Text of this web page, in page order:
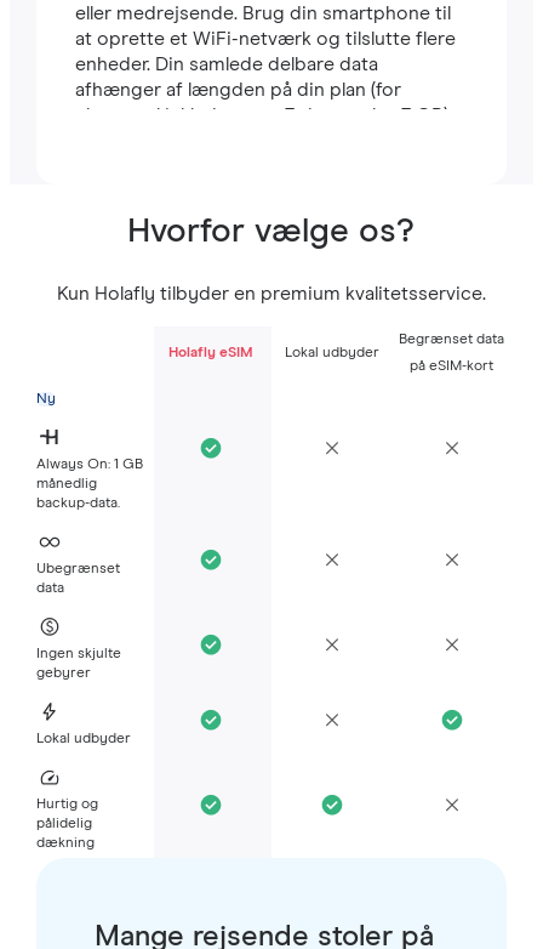
eller medrejsende. Brug din smartphone til
at oprette et WiFi-netværk og tilslutte flere
enheder. Din samlede delbare data
afhænger af længden på din plan (for
eksempel inkluderer en 7-dages plan 7 GB).
Hvorfor vælge os?
Kun Holafly tilbyder en premium kvalitetsservice.
Holafly eSIM Lokal udbyder
Begrænset data
på eSIM-kort
Ny
Always On: 1 GB
månedlig
backup-data.
Ubegrænset
data
Ingen skjulte
gebyrer
Lokal udbyder
Hurtig og
pålidelig
dækning
Mange rejsende stoler på